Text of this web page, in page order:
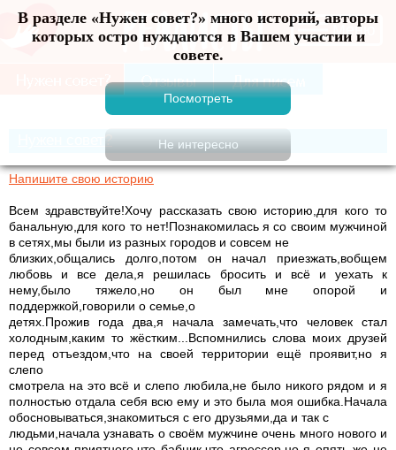
В разделе «Нужен совет?» много историй, авторы
которых остро нуждаются в Вашем участии и
совете.
Меню
Нужен совет?
Напишите свою историю
Всем здравствуйте!Хочу рассказать свою историю,для кого то
банальную,для кого то нет!Познакомилась я со своим мужчиной
в сетях,мы были из разных городов и совсем не
близких,общались долго,потом он начал приезжать,вобщем
любовь и все дела,я решилась бросить и всё и уехать к
нему,было тяжело,но он был мне опорой и
поддержкой,говорили о семье,о
детях.Прожив года два,я начала замечать,что человек стал
холодным,каким то жёстким...Вспомнились слова моих друзей
перед отъездом,что на своей территории ещё проявит,но я
слепо
смотрела на это всё и слепо любила,не было никого рядом и я
полностью отдала себя всю ему и это была моя ошибка.Начала
обосновываться,знакомиться с его друзьями,да и так с
людьми,начала узнавать о своём мужчине очень много нового и